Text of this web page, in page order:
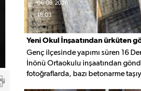
06.08.2026
18:03
Yeni Okul İnşaatından ürküten
Genç ilçesinde yapımı süren 16
İnönü Ortaokulu inşaatından
fotoğraflarda, bazı betonarme